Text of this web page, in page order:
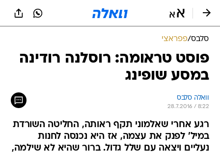
סלבס/פפראצי
פוסט טראומה: רוסלנה רודינה
במסע שופינג
וואלה סלבס
28.7.2016 / 8:22
רגע אחרי שאלמוני תקף ראותה, החליטה השורדת
במיל' לפנק את עצמה, אז היא נכנסה לחנות
נעליים ויצאה עם שלל גדול. ברור שהיא לא שילמה,